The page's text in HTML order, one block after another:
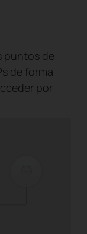
puntos de
de forma
por